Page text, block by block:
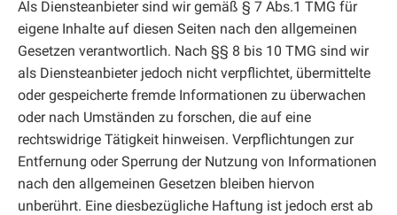
Als Diensteanbieter sind wir gemäß § 7 Abs.1 TMG für
eigene Inhalte auf diesen Seiten nach den allgemeinen
Gesetzen verantwortlich. Nach §§ 8 bis 10 TMG sind wir
als Diensteanbieter jedoch nicht verpflichtet, übermittelte
oder gespeicherte fremde Informationen zu überwachen
oder nach Umständen zu forschen, die auf eine
rechtswidrige Tätigkeit hinweisen. Verpflichtungen zur
Entfernung oder Sperrung der Nutzung von Informationen
nach den allgemeinen Gesetzen bleiben hiervon
unberührt. Eine diesbezügliche Haftung ist jedoch erst ab